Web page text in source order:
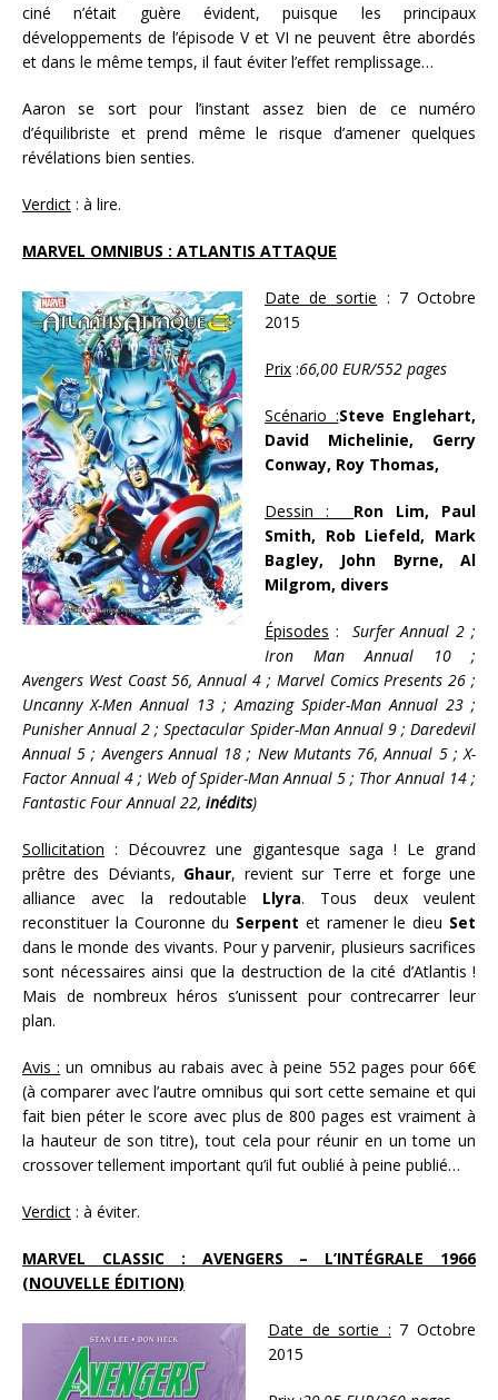
ciné n’était guère évident, puisque les principaux
développements de l’épisode V et VI ne peuvent être abordés
et dans le même temps, il faut éviter l’effet remplissage…
Aaron se sort pour l’instant assez bien de ce numéro
d’équilibriste et prend même le risque d’amener quelques
révélations bien senties.
Verdict : à lire.
MARVEL OMNIBUS : ATLANTIS ATTAQUE
Date de sortie : 7 Octobre
2015
Prix :66,00 EUR/552 pages
Scénario :Steve Englehart,
David Michelinie, Gerry
Conway, Roy Thomas,
Dessin :
Ron Lim, Paul
Smith, Rob Liefeld, Mark
Bagley, John Byrne, Al
Milgrom, divers
Épisodes :
Surfer Annual 2 ;
Iron Man Annual 10 ;
Avengers West Coast 56, Annual 4 ; Marvel Comics Presents 26 ;
Uncanny X-Men Annual 13 ; Amazing Spider-Man Annual 23 ;
Punisher Annual 2 ; Spectacular Spider-Man Annual 9 ; Daredevil
Annual 5 ; Avengers Annual 18 ; New Mutants 76, Annual 5 ; X-
Factor Annual 4 ; Web of Spider-Man Annual 5 ; Thor Annual 14 ;
Fantastic Four Annual 22, inédits)
Sollicitation : Découvrez une gigantesque saga ! Le grand
prêtre des Déviants, Ghaur, revient sur Terre et forge une
alliance avec la redoutable Llyra. Tous deux veulent
reconstituer la Couronne du Serpent et ramener le dieu Set
dans le monde des vivants. Pour y parvenir, plusieurs sacrifices
sont nécessaires ainsi que la destruction de la cité d’Atlantis !
Mais de nombreux héros s’unissent pour contrecarrer leur
plan.
Avis : un omnibus au rabais avec à peine 552 pages pour 66€
(à comparer avec l’autre omnibus qui sort cette semaine et qui
fait bien péter le score avec plus de 800 pages est vraiment à
la hauteur de son titre), tout cela pour réunir en un tome un
crossover tellement important qu’il fut oublié à peine publié…
Verdict : à éviter.
MARVEL CLASSIC : AVENGERS – L’INTÉGRALE 1966
(NOUVELLE ÉDITION)
Date de sortie : 7 Octobre
2015